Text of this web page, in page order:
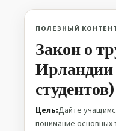
ПОЛЕЗНЫЙ
Закон о
студентов)
Цель:Дайте
понимание основных